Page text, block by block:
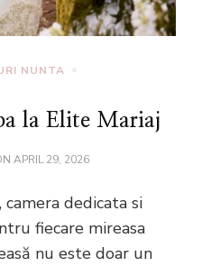
NUNTA
la Elite Mariaj
APRIL 29, 2026
dedicata si
fiecare mireasa
nu este doar un